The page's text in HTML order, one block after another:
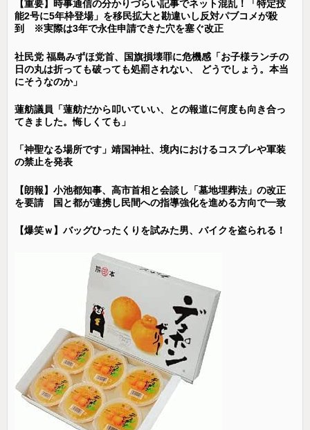
【重要】時事通信の分かりづらい記事でネット混乱！「特定技
能2号に5年枠登場」を移民拡大と勘違いし反対パブコメが殺
到 ※実際は3年で永住申請できた穴を塞ぐ改正
社民党 福島みずほ党首、国旗損壊罪に危機感「お子様ランチの
日の丸は折っても破っても処罰されない、 どうでしょう。本当
にそうなのか」
蓮舫議員「蓮舫だから叩いていい、との報道に何度も向き合っ
てきました。悔しくても」
「神聖なる場所です」靖国神社、境内におけるコスプレや軍装
の禁止を発表
【朗報】小池都知事、高市首相と会談し「墓地埋葬法」の改正
を要請 国と都が連携し民間への指導強化を進める方向で一致
【爆笑ｗ】バッグひったくりを試みた男、バイクを盗られる！